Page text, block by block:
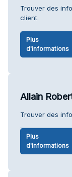
Trouver des
client.
Plus
d'informations
Allain
Trouver des
Plus
d'informations